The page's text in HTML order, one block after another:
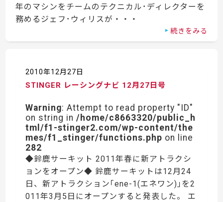
年のマシンをチームのテクニカル･ディレクターを
務めるジェフ･ウィリスが・・・
続きをみる
2010年12月27日
STINGER レーシングナビ 12月27日号
Warning: Attempt to read property "ID"
on string in/home/c8663320/public_h
tml/f1-stinger2.com/wp-content/the
mes/f1_stinger/functions.php on line
282
◆鈴鹿サーキット 2011年春に新アトラクシ
ョンをオープン◆ 鈴鹿サーキットは12月24
日、新アトラクション｢ene-1(エネワン)｣を2
011年3月5日にオープンすると発表した。 エ